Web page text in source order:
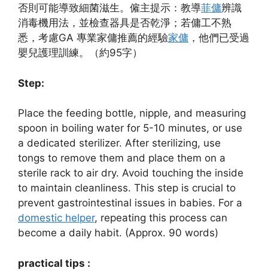
否則可能導致細菌滋生。僱主提示：教導菲傭辨識
消毒機用法，並檢查器具是否乾淨；若傭工不熟
悉，考慮GA 專業家傭推薦的經驗家傭 ，他們已受過
嬰兒護理訓練。（約95字）
Step:
Place the feeding bottle, nipple, and measuring
spoon in boiling water for 5-10 minutes, or use
a dedicated sterilizer. After sterilizing, use
tongs to remove them and place them on a
sterile rack to air dry. Avoid touching the inside
to maintain cleanliness. This step is crucial to
prevent gastrointestinal issues in babies. For a
domestic helper, repeating this process can
become a daily habit. (Approx. 90 words)
practical tips :